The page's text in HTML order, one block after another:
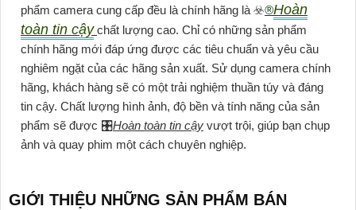
phẩm camera cung cấp đều là chính hãng là ☣️®️Hoàn
toàn tin cậy chất lượng cao. Chỉ có những sản phẩm
chính hãng mới đáp ứng được các tiêu chuẩn và yêu cầu
nghiêm ngặt của các hãng sản xuất. Sử dụng camera chính
hãng, khách hàng sẽ có một trải nghiệm thuần túy và đáng
tin cậy. Chất lượng hình ảnh, độ bền và tính năng của sản
phẩm sẽ được 🎛Hoàn toàn tin cậy vượt trội, giúp bạn chụp
ảnh và quay phim một cách chuyên nghiệp.
GIỚI THIỆU NHỮNG SẢN PHẨM BÁN